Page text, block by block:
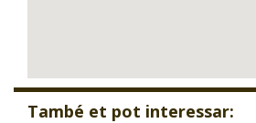
També et pot interessar: